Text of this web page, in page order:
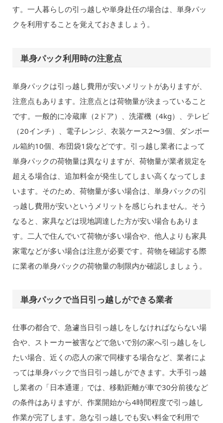
す。一人暮らしの引っ越しや単身赴任の場合は、単身パッ
クを利用することを覚えておきましょう。
単身パック利用時の注意点
単身パックは引っ越し費用が安いメリットがありますが、
注意点もあります。注意点とは荷物量が決まっていること
です。一般的に冷蔵庫（2ドア）、洗濯機（4kg）、テレビ
（20インチ）、電子レンジ、衣装ケース2〜3個、ダンボー
ル箱約10個、布団袋1袋などです。引っ越し業者によって
単身パックの荷物量は異なりますが、荷物量が業者規定を
超える場合は、追加料金が発生してしまい高くなってしま
います。そのため、荷物量が多い場合は、単身パックの引
っ越し費用が安いというメリットを感じられません。そう
なると、家具などは現地調達した方が安い場合もありま
す。二人で住んでいて荷物が多い場合や、他人よりも家具
家電などが多い場合は注意が必要です。荷物を確認する際
に業者の単身パックの荷物量の制限内か確認しましょう。
単身パックで当日引っ越しができる業者
仕事の都合で、急遽当日引っ越しをしなければならない場
合や、ストーカー被害などで急いで別の家へ引っ越しをし
たい場合、近くの恋人の家で同棲する場合など、業者によ
っては単身パックで当日引っ越しができます。大手引っ越
し業者の「日本通運」では、移動距離が車で30分前後など
の条件はありますが、作業開始から4時間程度で引っ越し
作業が完了します。急な引っ越しでも安い料金で利用で